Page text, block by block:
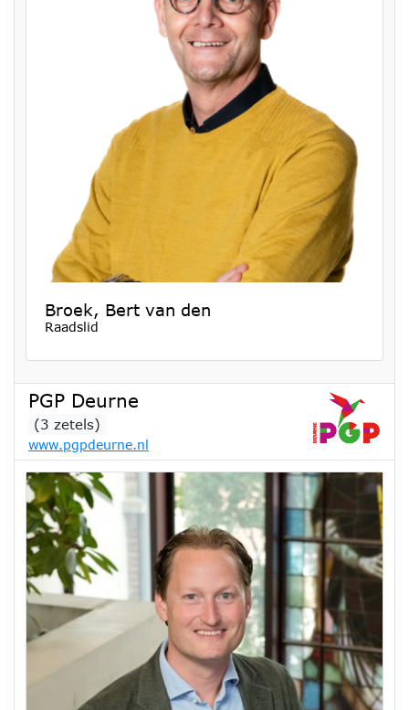
Broek, Bert van den
Raadslid
PGP Deurne
(3 zetels)
www.pgpdeurne.nl